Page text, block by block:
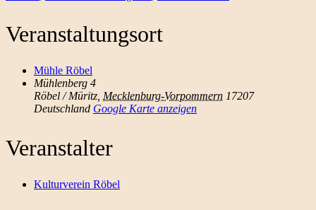
Veranstaltungsort
Mühle Röbel
Mühlenberg 4
Röbel / Müritz Mecklenburg-Vorpommern 17207
Deutschland Google Karte anzeigen
Veranstalter
Kulturverein Röbel